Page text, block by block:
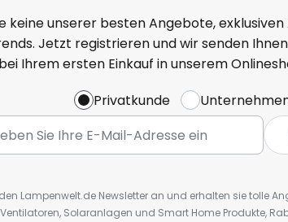
keine unserer besten Angebote,
Jetzt registrieren und wir senden
Ihrem ersten Einkauf in unserem
Privatkunde
Lampenwelt.de Newsletter an und erhalten sie tolle
Solaranlagen und Smart Home Produkte,